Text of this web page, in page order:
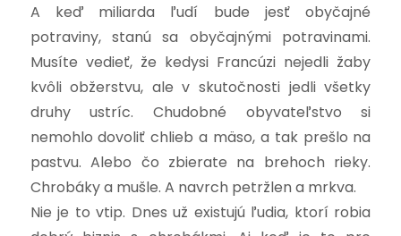
A keď miliarda ľudí bude jesť obyčajné
potraviny, stanú sa obyčajnými potravinami.
Musíte vedieť, že kedysi Francúzi nejedli žaby
kvôli obžerstvu, ale v skutočnosti jedli všetky
druhy ustríc. Chudobné obyvateľstvo si
nemohlo dovoliť chlieb a mäso, a tak prešlo na
pastvu. Alebo čo zbierate na brehoch rieky.
Chrobáky a mušle. A navrch petržlen a mrkva.
Nie je to vtip. Dnes už existujú ľudia, ktorí robia